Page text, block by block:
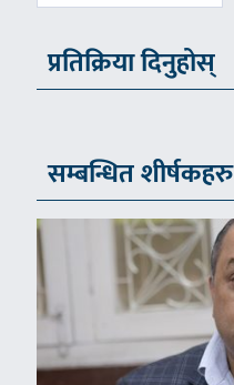
प्रतिक्रिया दिनुहोस्
सम्बन्धित शीर्षकहरु